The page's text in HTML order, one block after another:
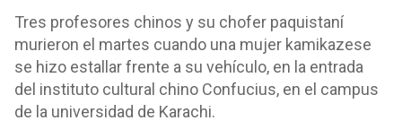
Tres profesores chinos y su chofer paquistaní
murieron el martes cuando una mujer kamikazese
se hizo estallar frente a su vehículo, en la entrada
del instituto cultural chino Confucius, en el campus
de la universidad de Karachi.